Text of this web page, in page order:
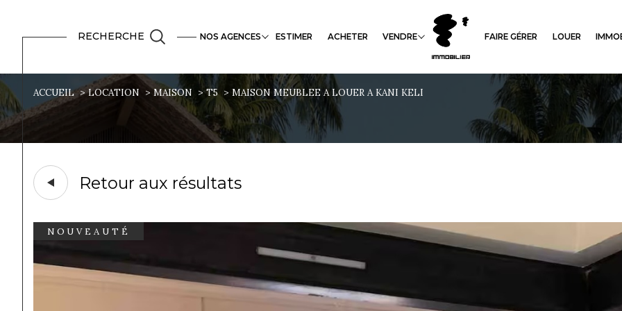
NOS AGENCES
Mayotte Madagascar
ESTIMER ACHETER VENDRE
Biens vendus
FAIRE GÉRER LOUER
Vente Location
RECHERCHE
ACCUEIL LOCATION MAISON T5 MAISON MEUBLEE A LOUER A KANI KELI
Retour aux résultats
NOUVEAUTÉ